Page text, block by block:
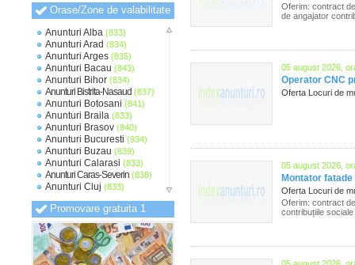
Orase/Zone de valabilitate
Anunturi Alba (833)
Anunturi Arad (834)
Anunturi Arges (835)
Anunturi Bacau (843)
Anunturi Bihor (834)
Anunturi Bistrita-Nasaud (837)
Anunturi Botosani (841)
Anunturi Braila (833)
Anunturi Brasov (840)
Anunturi Bucuresti (934)
Anunturi Buzau (839)
Anunturi Calarasi (833)
Anunturi Caras-Severin (838)
Anunturi Cluj (833)
Anunturi Constanta
Anunturi Covasna(830)
Anunturi Dambovita(833)
Anunturi Dolj(834)
Anunturi Galati(835)
Anunturi Giurgiu(831)
Promovare gratuita 1
Oferim: contract
de angajator
05 august 2026,
Operator CNC
Oferta Locuri de
05 august 2026,
Montator
Oferta Locuri de
Oferim: contract
contribuțiile